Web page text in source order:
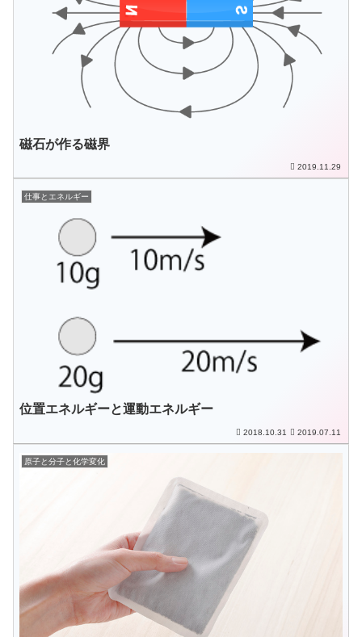
磁石が作る磁界
2019.11.29
仕事とエネルギー
位置エネルギーと運動エネルギー
2018.10.31 2019.07.11
原子と分子と化学変化